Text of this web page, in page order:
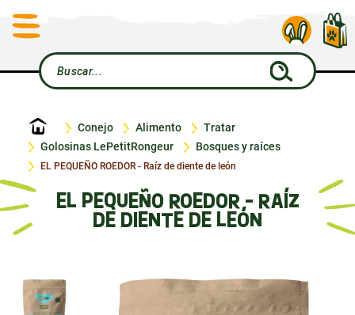
Inicio Conejo Alimento
Tratar
Golosinas LePetitRongeur
Bosques y raíces
EL PEQUEÑO ROEDOR - Raíz de diente de león
EL PEQUEÑO ROEDOR - RAÍZ
DE DIENTE DE LEÓN